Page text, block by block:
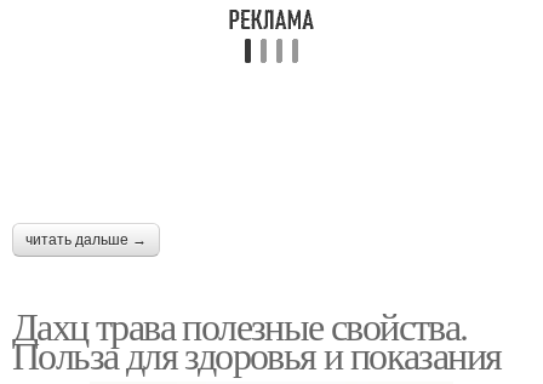
читать дальше →
Дахц трава полезные свойства.
Польза для здоровья и показания